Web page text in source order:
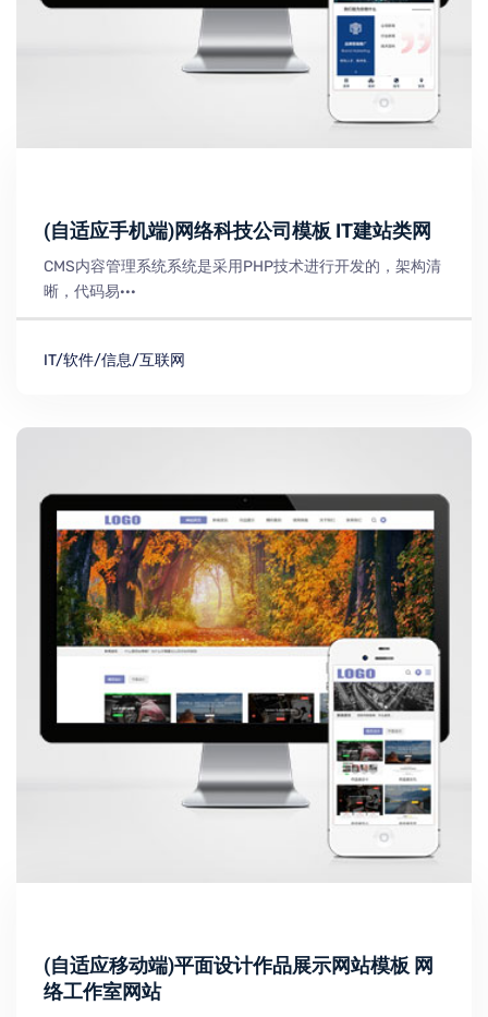
(自适应手机端)网络科技公司模板 IT建站类网
CMS内容管理系统系统是采用PHP技术进行开发的，架构清
晰，代码易···
IT/软件/信息/互联网
(自适应移动端)平面设计作品展示网站模板 网
络工作室网站